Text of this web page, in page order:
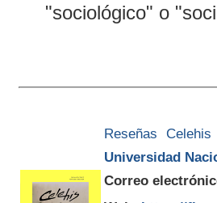
"sociológico" o
Reseñas Celehis
Universidad
Correo